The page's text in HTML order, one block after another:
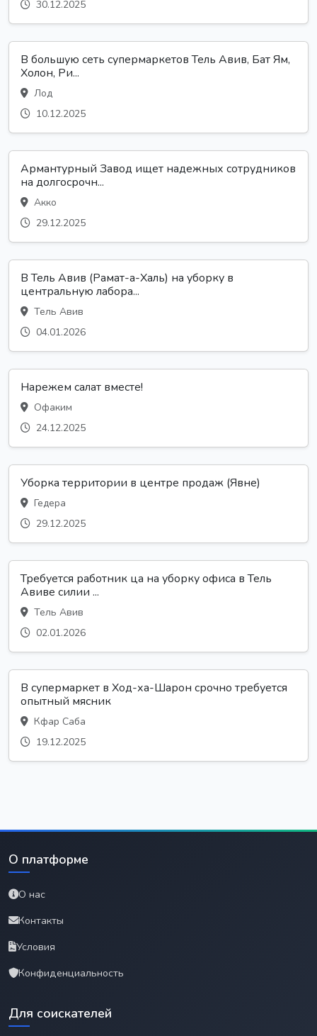
30.12.2025
В большую сеть супермаркетов Тель Авив, Бат Ям,
Холон, Ри...
Лод
10.12.2025
Армантурный Завод ищет надежных сотрудников
на долгосрочн...
Акко
29.12.2025
В Тель Авив (Рамат-а-Халь) на уборку в
центральную лабора...
Тель Авив
04.01.2026
Нарежем салат вместе!
Офаким
24.12.2025
Уборка территории в центре продаж (Явне)
Гедера
29.12.2025
Требуется работник ца на уборку офиса в Тель
Авиве силии ...
Тель Авив
02.01.2026
В супермаркет в Ход-ха-Шарон срочно требуется
опытный мясник
Кфар Саба
19.12.2025
О платформе
О нас
Контакты
Условия
Конфиденциальность
Для соискателей